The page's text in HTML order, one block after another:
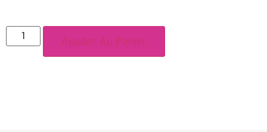
Ajouter Au Panier